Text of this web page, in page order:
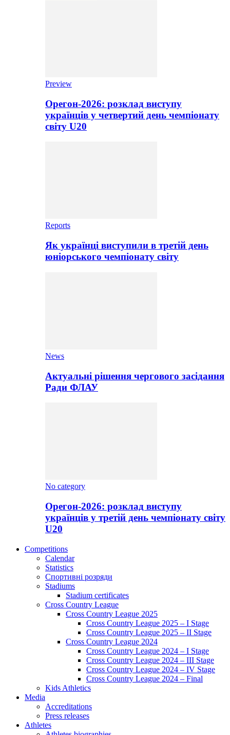
Preview
Орегон-2026: розклад виступу
українців у четвертий день чемпіонату
світу U20
Reports
Як українці виступили в третій день
юніорського чемпіонату світу
News
Актуальні рішення чергового засідання
Ради ФЛАУ
No category
Орегон-2026: розклад виступу
українців у третій день чемпіонату світу
U20
Competitions
Calendar
Statistics
Спортивні розряди
Stadiums
Stadium certificates
Cross Country League
Cross Country League 2025
Cross Country League 2025 – I Stage
Cross Country League 2025 – II Stage
Cross Country League 2024
Cross Country League 2024 – I Stage
Cross Country League 2024 – III Stage
Cross Country League 2024 – IV Stage
Cross Country League 2024 – Final
Kids Athletics
Media
Accreditations
Press releases
Athletes